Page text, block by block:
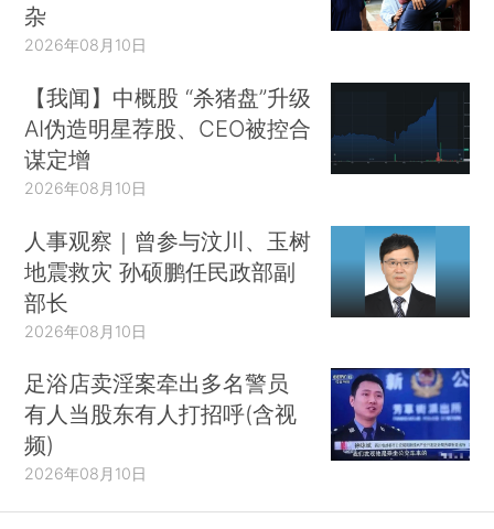
杂
2026年08月10日
【我闻】中概股 “杀猪盘”升级
AI伪造明星荐股、CEO被控合
谋定增
2026年08月10日
人事观察｜曾参与汶川、玉树
地震救灾 孙硕鹏任民政部副
部长
2026年08月10日
足浴店卖淫案牵出多名警员
有人当股东有人打招呼(含视
频)
2026年08月10日